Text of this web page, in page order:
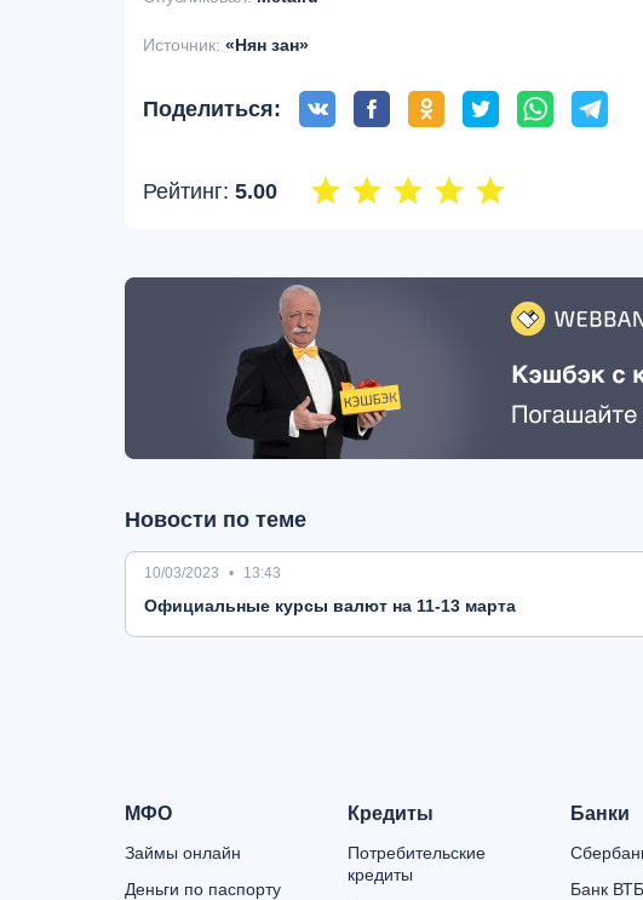
Источник: «Нян зан»
Поделиться:
Рейтинг: 5.00
Новости по теме
10/03/2023 13:43
Oфициальные курсы валют на 11-13 марта
МФО
Займы онлайн
Деньги по паспорту
Кредиты
Потребительские
кредиты
Банки
Банк ВТБ